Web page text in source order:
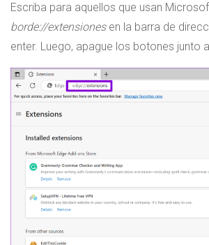
Escriba para aquellos que usan
borde://extensionesen la barra de
enter. Luego, apague los botones junto